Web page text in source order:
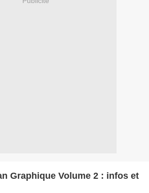
Graphique Volume 2 : infos et